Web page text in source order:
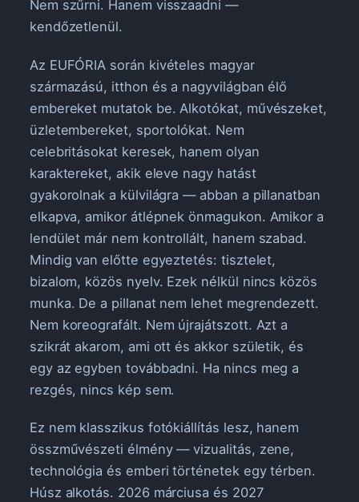
Nem szűrni. Hanem visszaadni —
kendőzetlenül.
Az EUFÓRIA során kivételes magyar
származású, itthon és a nagyvilágban élő
embereket mutatok be. Alkotókat, művészeket,
üzletembereket, sportolókat. Nem
celebritásokat keresek, hanem olyan
karaktereket, akik eleve nagy hatást
gyakorolnak a külvilágra — abban a pillanatban
elkapva, amikor átlépnek önmagukon. Amikor a
lendület már nem kontrollált, hanem szabad.
Mindig van előtte egyeztetés: tisztelet,
bizalom, közös nyelv. Ezek nélkül nincs közös
munka. De a pillanat nem lehet megrendezett.
Nem koreografált. Nem újrajátszott. Azt a
szikrát akarom, ami ott és akkor születik, és
egy az egyben továbbadni. Ha nincs meg a
rezgés, nincs kép sem.
Ez nem klasszikus fotókiállítás lesz, hanem
összművészeti élmény — vizualitás, zene,
technológia és emberi történetek egy térben.
Húsz alkotás. 2026 márciusa és 2027